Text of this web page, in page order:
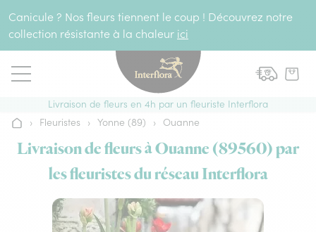
Canicule ? Nos fleurs tiennent le coup ! Découvrez notre
collection résistante à la chaleur ici
Livraison de fleurs en 4h par un fleuriste Interflora
Accueil
› Fleuristes › Yonne (89) › Ouanne
Livraison de fleurs à Ouanne (89560) par
les fleuristes du réseau Interflora